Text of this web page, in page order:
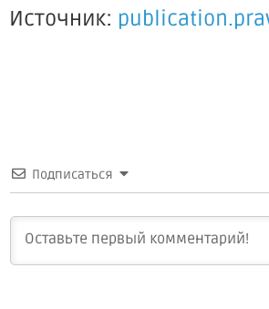
Источник:
Подписаться